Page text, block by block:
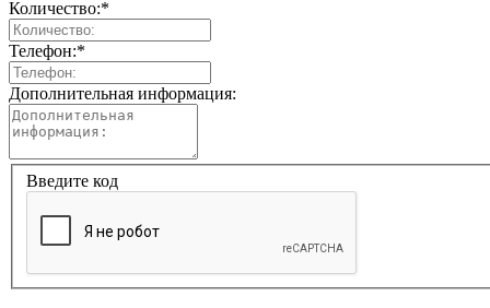
Количество:*
Телефон:*
Дополнительная информация:
Введите код